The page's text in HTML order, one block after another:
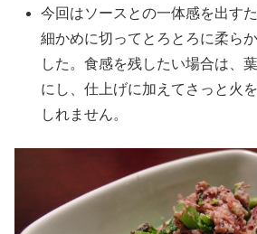
今回はソースとの一体感を出す
細かめに切ってとろとろに柔ら
した。食感を残したい場合は、
にし、仕上げに加えてさっと火
しれません。